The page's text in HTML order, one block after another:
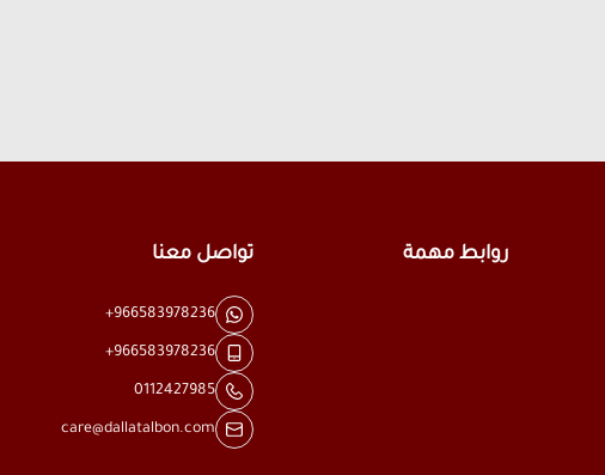
روابط مهمة تواصل معنا
+966583978236
+966583978236
0112427985
care@dallatalbon.com